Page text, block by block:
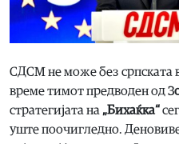
СДСМ не може без српската
време тимот предводен од З
стратегијата на „Бихаќка“
уште поочигледно.